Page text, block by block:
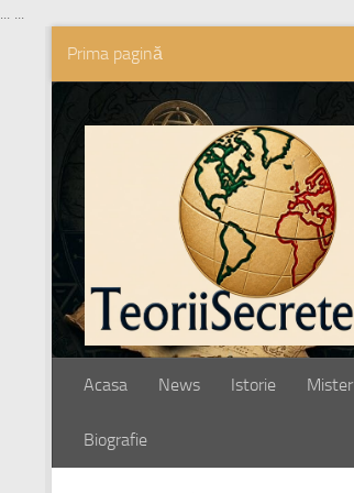
... ...
Skip to content
Prima pagină
Acasa News Istorie Mister
Biografie